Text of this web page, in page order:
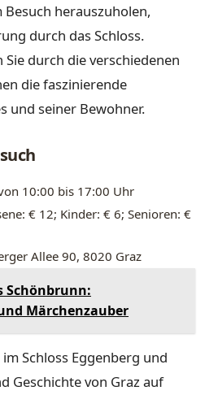
herauszuholen,
durch das Schloss.
durch die verschiedenen
die faszinierende
und seiner Bewohner.
10:00 bis 17:00 Uhr
€ 12; Kinder: € 6; Senioren: €
Allee 90, 8020 Graz
Schönbrunn:
Märchenzauber
Schloss Eggenberg und
Geschichte von Graz auf